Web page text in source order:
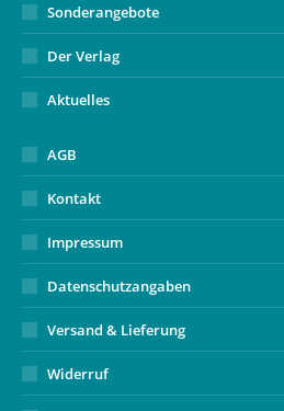
Sonderangebote
Der Verlag
Aktuelles
AGB
Kontakt
Impressum
Datenschutzangaben
Versand & Lieferung
Widerruf